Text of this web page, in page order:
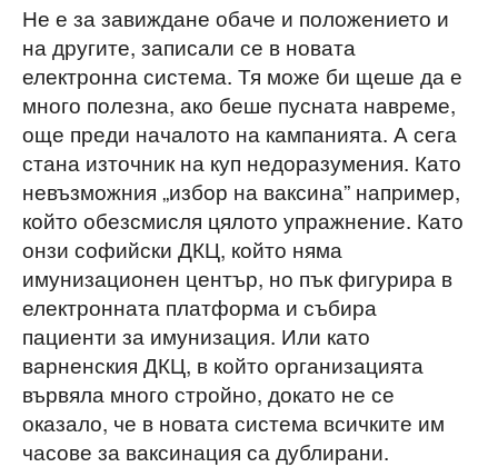
Не е за завиждане обаче и положението и
на другите, записали се в новата
електронна система. Тя може би щеше да е
много полезна, ако беше пусната навреме,
още преди началото на кампанията. А сега
стана източник на куп недоразумения. Като
невъзможния „избор на ваксина” например,
който обезсмисля цялото упражнение. Като
онзи софийски ДКЦ, който няма
имунизационен център, но пък фигурира в
електронната платформа и събира
пациенти за имунизация. Или като
варненския ДКЦ, в който организацията
вървяла много стройно, докато не се
оказало, че в новата система всичките им
часове за ваксинация са дублирани.